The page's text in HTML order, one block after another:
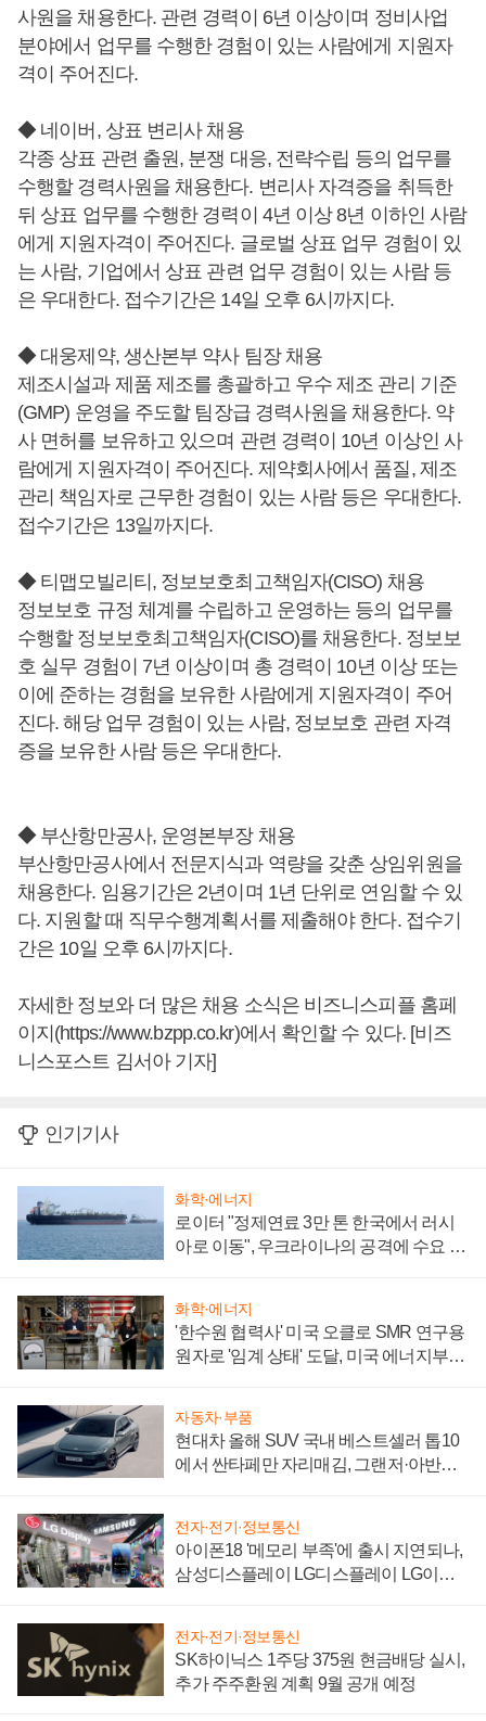
사원을 채용한다. 관련 경력이 6년 이상이며 정비사업
분야에서 업무를 수행한 경험이 있는 사람에게 지원자
격이 주어진다.
◆ 네이버, 상표 변리사 채용
각종 상표 관련 출원, 분쟁 대응, 전략수립 등의 업무를
수행할 경력사원을 채용한다. 변리사 자격증을 취득한
뒤 상표 업무를 수행한 경력이 4년 이상 8년 이하인 사람
에게 지원자격이 주어진다. 글로벌 상표 업무 경험이 있
는 사람, 기업에서 상표 관련 업무 경험이 있는 사람 등
은 우대한다. 접수기간은 14일 오후 6시까지다.
◆ 대웅제약, 생산본부 약사 팀장 채용
제조시설과 제품 제조를 총괄하고 우수 제조 관리 기준
(GMP) 운영을 주도할 팀장급 경력사원을 채용한다. 약
사 면허를 보유하고 있으며 관련 경력이 10년 이상인 사
람에게 지원자격이 주어진다. 제약회사에서 품질, 제조
관리 책임자로 근무한 경험이 있는 사람 등은 우대한다.
접수기간은 13일까지다.
◆ 티맵모빌리티, 정보보호최고책임자(CISO) 채용
정보보호 규정 체계를 수립하고 운영하는 등의 업무를
수행할 정보보호최고책임자(CISO)를 채용한다. 정보보
호 실무 경험이 7년 이상이며 총 경력이 10년 이상 또는
이에 준하는 경험을 보유한 사람에게 지원자격이 주어
진다. 해당 업무 경험이 있는 사람, 정보보호 관련 자격
증을 보유한 사람 등은 우대한다.
◆ 부산항만공사, 운영본부장 채용
부산항만공사에서 전문지식과 역량을 갖춘 상임위원을
채용한다. 임용기간은 2년이며 1년 단위로 연임할 수 있
다. 지원할 때 직무수행계획서를 제출해야 한다. 접수기
간은 10일 오후 6시까지다.
자세한 정보와 더 많은 채용 소식은 비즈니스피플 홈페
이지(https://www.bzpp.co.kr)에서 확인할 수 있다. [비즈
니스포스트 김서아 기자]
인기기사
화학·에너지
로이터 "정제연료 3만 톤 한국에서 러시
아로 이동", 우크라이나의 공격에 수요 늘
화학·에너지
'한수원 협력사' 미국 오클로 SMR 연구용
원자로 '임계 상태' 도달, 미국 에너지부
자동차·부품
현대차 올해 SUV 국내 베스트셀러 톱10
에서 싼타페만 자리매김, 그랜저·아반떼
전자·전기·정보통신
아이폰18 '메모리 부족'에 출시 지연되나,
삼성디스플레이 LG디스플레이 LG이노
전자·전기·정보통신
SK하이닉스 1주당 375원 현금배당 실시,
추가 주주환원 계획 9월 공개 예정